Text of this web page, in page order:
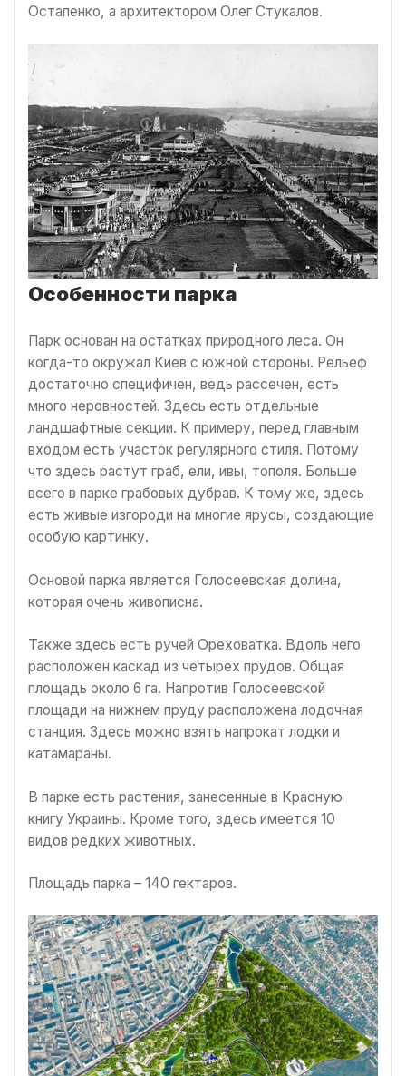
Остапенко, а архитектором Олег Стукалов.
Особенности парка
Парк основан на остатках природного леса. Он
когда-то окружал Киев с южной стороны. Рельеф
достаточно специфичен, ведь рассечен, есть
много неровностей. Здесь есть отдельные
ландшафтные секции. К примеру, перед главным
входом есть участок регулярного стиля. Потому
что здесь растут граб, ели, ивы, тополя. Больше
всего в парке грабовых дубрав. К тому же, здесь
есть живые изгороди на многие ярусы, создающие
особую картинку.
Основой парка является Голосеевская долина,
которая очень живописна.
Также здесь есть ручей Ореховатка. Вдоль него
расположен каскад из четырех прудов. Общая
площадь около 6 га. Напротив Голосеевской
площади на нижнем пруду расположена лодочная
станция. Здесь можно взять напрокат лодки и
катамараны.
В парке есть растения, занесенные в Красную
книгу Украины. Кроме того, здесь имеется 10
видов редких животных.
Площадь парка – 140 гектаров.